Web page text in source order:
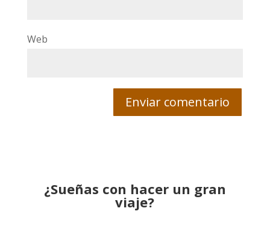
Web
¿Sueñas con hacer un gran
viaje?